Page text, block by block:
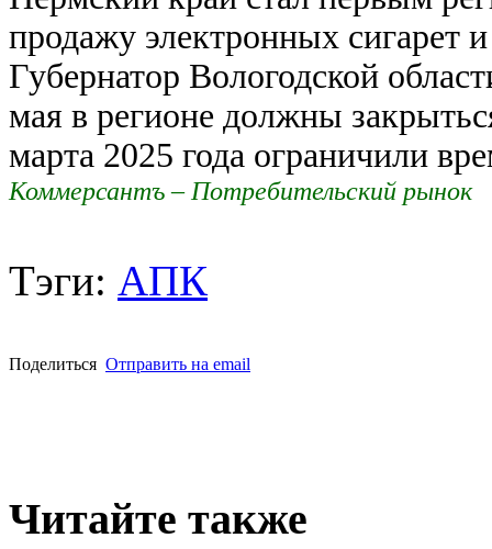
продажу электронных сигарет
Губернатор Вологодской
мая в регионе должны
марта 2025 года ограничили
Коммерсантъ – Потребительский рынок
Тэги: АПК
Поделиться Отправить на email
Читайте также